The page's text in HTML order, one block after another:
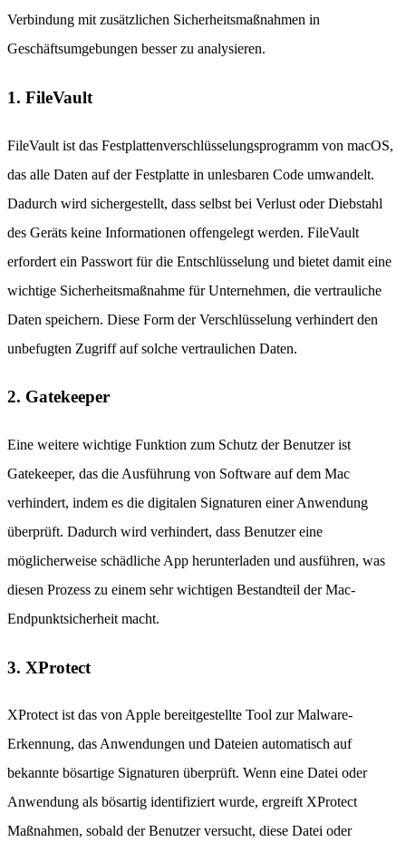
Verbindung mit zusätzlichen Sicherheitsmaßnahmen in
Geschäftsumgebungen besser zu analysieren.
1. FileVault
FileVault ist das Festplattenverschlüsselungsprogramm von macOS,
das alle Daten auf der Festplatte in unlesbaren Code umwandelt.
Dadurch wird sichergestellt, dass selbst bei Verlust oder Diebstahl
des Geräts keine Informationen offengelegt werden. FileVault
erfordert ein Passwort für die Entschlüsselung und bietet damit eine
wichtige Sicherheitsmaßnahme für Unternehmen, die vertrauliche
Daten speichern. Diese Form der Verschlüsselung verhindert den
unbefugten Zugriff auf solche vertraulichen Daten.
2. Gatekeeper
Eine weitere wichtige Funktion zum Schutz der Benutzer ist
Gatekeeper, das die Ausführung von Software auf dem Mac
verhindert, indem es die digitalen Signaturen einer Anwendung
überprüft. Dadurch wird verhindert, dass Benutzer eine
möglicherweise schädliche App herunterladen und ausführen, was
diesen Prozess zu einem sehr wichtigen Bestandteil der Mac-
Endpunktsicherheit macht.
3. XProtect
XProtect ist das von Apple bereitgestellte Tool zur Malware-
Erkennung, das Anwendungen und Dateien automatisch auf
bekannte bösartige Signaturen überprüft. Wenn eine Datei oder
Anwendung als bösartig identifiziert wurde, ergreift XProtect
Maßnahmen, sobald der Benutzer versucht, diese Datei oder